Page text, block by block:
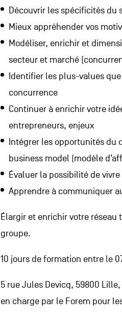
Découvrir les spécificités du
Mieux appréhender vos
Modéliser, enrichir et
secteur et marché
Identifier les plus-values
concurrence
Continuer à enrichir votre
entrepreneurs, enjeux
Intégrer les opportunités du
business model (modèle
Évaluer la possibilité de
Apprendre à communiquer
Élargir et enrichir votre réseau
groupe.
10 jours de formation entre le
5 rue Jules Devicq, 59800
en charge par le Forem pour